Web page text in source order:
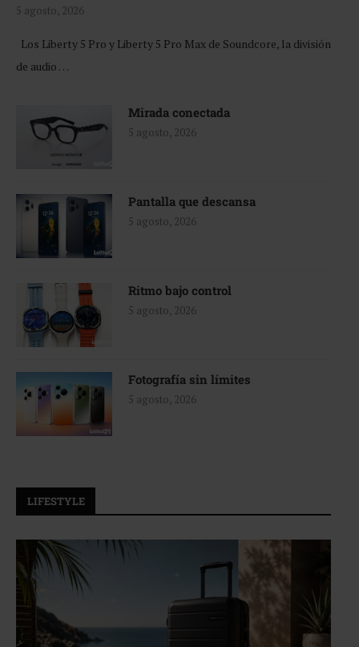
5 agosto, 2026
Los Liberty 5 Pro y Liberty 5 Pro Max de Soundcore, la división
de audio …
Mirada conectada
5 agosto, 2026
Pantalla que descansa
5 agosto, 2026
Ritmo bajo control
5 agosto, 2026
Fotografía sin límites
5 agosto, 2026
LIFESTYLE